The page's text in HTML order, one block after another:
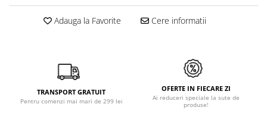
Adauga la Favorite Cere informatii
TRANSPORT GRATUIT
Pentru comenzi mai mari de 299 lei
OFERTE IN FIECARE ZI
Ai reduceri speciale la sute de
produse!